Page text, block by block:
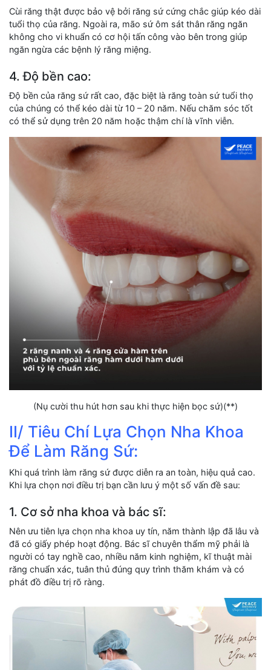
Cùi răng thật được bảo vệ bởi răng sứ cứng chắc giúp kéo dài
tuổi thọ của răng. Ngoài ra, mão sứ ôm sát thân răng ngăn
không cho vi khuẩn có cơ hội tấn công vào bên trong giúp
ngăn ngừa các bệnh lý răng miệng.
4. Độ bền cao:
Độ bền của răng sứ rất cao, đặc biệt là răng toàn sứ tuổi thọ
của chúng có thể kéo dài từ 10 – 20 năm. Nếu chăm sóc tốt
có thể sử dụng trên 20 năm hoặc thậm chí là vĩnh viễn.
(Nụ cười thu hút hơn sau khi thực hiện bọc sứ)(**)
II/ Tiêu Chí Lựa Chọn Nha Khoa
Để Làm Răng Sứ:
Khi quá trình làm răng sứ được diễn ra an toàn, hiệu quả cao.
Khi lựa chọn nơi điều trị bạn cần lưu ý một số vấn đề sau:
1. Cơ sở nha khoa và bác sĩ:
Nên ưu tiên lựa chọn nha khoa uy tín, năm thành lập đã lâu và
đã có giấy phép hoạt động. Bác sĩ chuyên thẩm mỹ phải là
người có tay nghề cao, nhiều năm kinh nghiệm, kĩ thuật mài
răng chuẩn xác, tuân thủ đúng quy trình thăm khám và có
phát đồ điều trị rõ ràng.